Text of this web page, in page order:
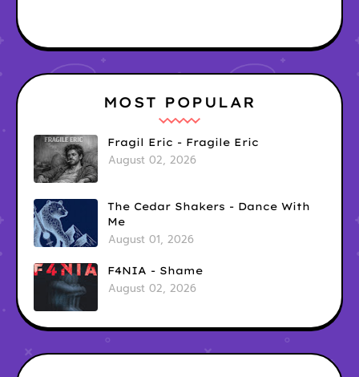
MOST POPULAR
Fragil Eric - Fragile Eric
August 02, 2026
The Cedar Shakers - Dance With
Me
August 01, 2026
F4NIA - Shame
August 02, 2026